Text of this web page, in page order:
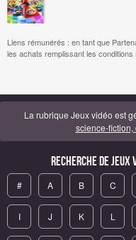
Liens rémunérés : en tant que
les achats remplissant les conditions
La rubrique Jeux vidéo est
science-fiction,
Recherche de Jeux
# A B C
I J K L